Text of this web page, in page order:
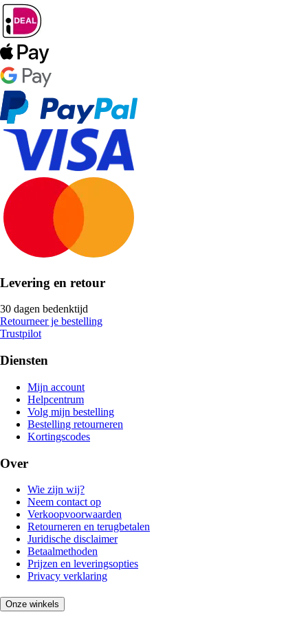
Levering en retour
30 dagen bedenktijd
Retourneer je bestelling
Trustpilot
Diensten
Mijn account
Helpcentrum
Volg mijn bestelling
Bestelling retourneren
Kortingscodes
Over
Wie zijn wij?
Neem contact op
Verkoopvoorwaarden
Retourneren en terugbetalen
Juridische disclaimer
Betaalmethoden
Prijzen en leveringsopties
Privacy verklaring
Onze winkels